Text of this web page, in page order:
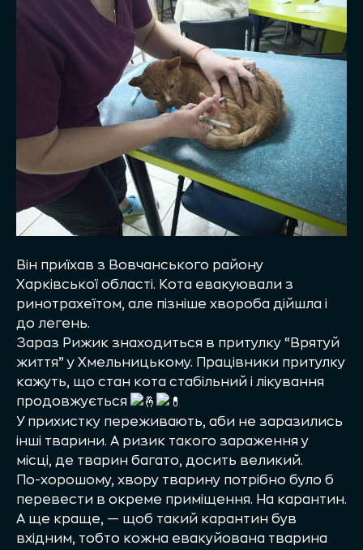
Він приїхав з Вовчанського району
Харківської області. Кота евакуювали з
ринотрахеїтом, але пізніше хвороба дійшла і
до легень.
Зараз Рижик знаходиться в притулку “Врятуй
життя” у Хмельницькому. Працівники притулку
кажуть, що стан кота стабільний і лікування
продовжується
У прихистку переживають, аби не заразились
інші тварини. А ризик такого зараження у
місці, де тварин багато, досить великий.
По-хорошому, хвору тварину потрібно було б
перевести в окреме приміщення. На карантин.
А ще краще, — щоб такий карантин був
вхідним, тобто кожна евакуйована тварина